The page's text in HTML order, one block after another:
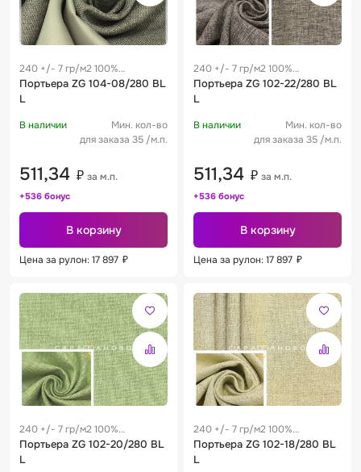
240 +/- 7 гр/м2 100%
полиэстер
Портьера ZG 104-08/280 BL
L
В наличии
Мин. кол-во
для заказа 35 /м.п.
511,34 ₽ за м.п.
+536 бонус
В корзину
Цена за рулон: 17 897 ₽
240 +/- 7 гр/м2 100%
полиэстер
Портьера ZG 102-22/280 BL
L
В наличии
Мин. кол-во
для заказа 35 /м.п.
511,34 ₽ за м.п.
+536 бонус
В корзину
Цена за рулон: 17 897 ₽
240 +/- 7 гр/м2 100%
полиэстер
Портьера ZG 102-20/280 BL
L
240 +/- 7 гр/м2 100%
полиэстер
Портьера ZG 102-18/280 BL
L